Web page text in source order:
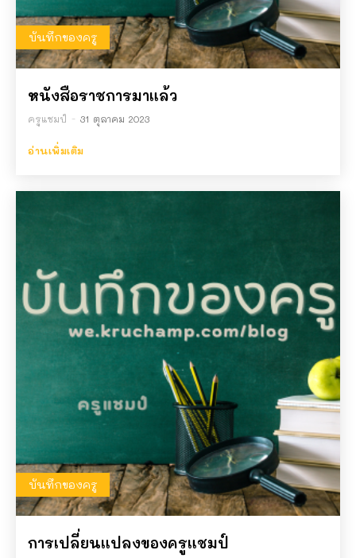
บันทึกของครู
หนังสือราชการมาแล้ว
ครูแชมป์ - 31 ตุลาคม 2023
อ่านเพิ่มเติม
บันทึกของครู
การเปลี่ยนแปลงของครูแชมป์